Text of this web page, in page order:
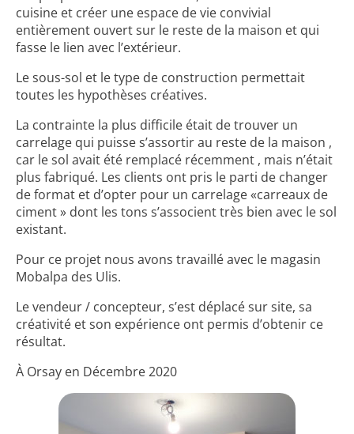
cuisine et créer une espace de vie convivial
entièrement ouvert sur le reste de la maison et qui
fasse le lien avec l’extérieur.
Le sous-sol et le type de construction permettait
toutes les hypothèses créatives.
La contrainte la plus difficile était de trouver un
carrelage qui puisse s’assortir au reste de la maison ,
car le sol avait été remplacé récemment , mais n’était
plus fabriqué. Les clients ont pris le parti de changer
de format et d’opter pour un carrelage «carreaux de
ciment » dont les tons s’associent très bien avec le sol
existant.
Pour ce projet nous avons travaillé avec le magasin
Mobalpa des Ulis.
Le vendeur / concepteur, s’est déplacé sur site, sa
créativité et son expérience ont permis d’obtenir ce
résultat.
À Orsay en Décembre 2020